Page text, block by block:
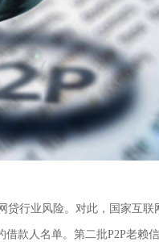
行业风险。对此，国家互联
款人名单。第二批P2P老赖